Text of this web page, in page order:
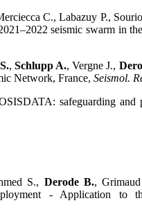
C., Labazuy P.,
seismic swarm in
, Schlupp A., Vergne J.,
Network, France, Seismol.
safeguarding
S., Derode B.,
- Application to